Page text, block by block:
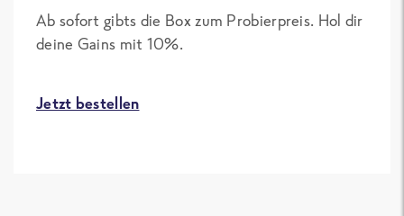
Ab sofort gibts die Box zum Probierpreis. Hol dir
deine Gains mit 10%.
Jetzt bestellen